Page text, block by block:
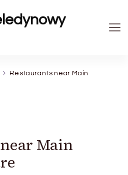
Restaurants near Main
Main